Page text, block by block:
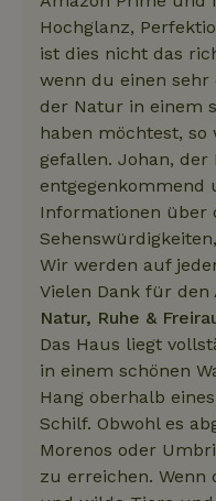
Hochglanz,
ist dies nicht das
wenn du einen
der Natur in einem
haben möchtest,
gefallen. Johan, der
entgegenkommend
Informationen über
Wir werden auf
Vielen Dank für den
Natur, Ruhe &
Das Haus liegt
in einem schönen
Hang oberhalb
Schilf. Obwohl es
Morenos oder
zu erreichen.